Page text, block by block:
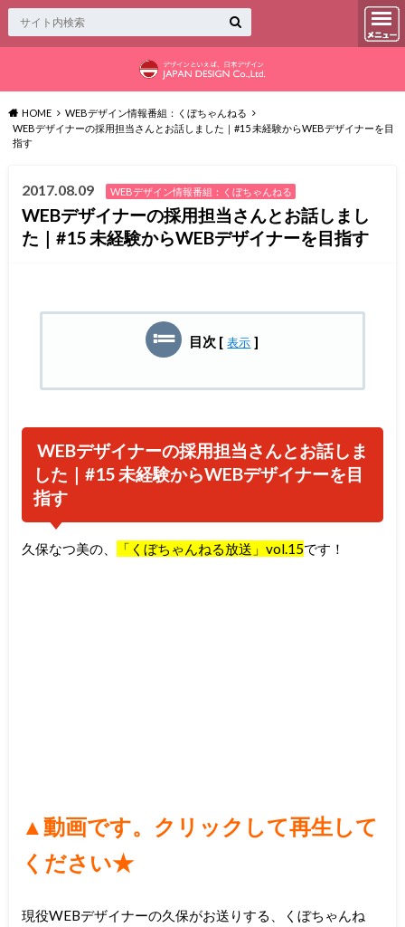
HOME
WEBデザイン情報番組：くぼちゃんねる
WEBデザイナーの採用担当さんとお話しました｜#15 未経験からWEBデザイナーを目
指す
2017.08.09 WEBデザイン情報番組：くぼちゃんねる
WEBデザイナーの採用担当さんとお話しまし
た｜#15 未経験からWEBデザイナーを目指す
目次 [ 表示 ]
WEBデザイナーの採用担当さんとお話しま
した｜#15 未経験からWEBデザイナーを目
指す
久保なつ美の、 「くぼちゃんねる放送」vol.15です！
▲動画です。クリックして再生して
ください★
現役WEBデザイナーの久保がお送りする、くぼちゃんね